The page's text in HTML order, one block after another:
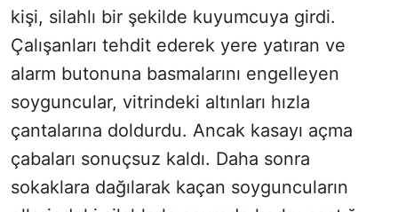
kişi, silahlı bir şekilde kuyumcuya girdi.
Çalışanları tehdit ederek yere yatıran ve
alarm butonuna basmalarını engelleyen
soyguncular, vitrindeki altınları hızla
çantalarına doldurdu. Ancak kasayı açma
çabaları sonuçsuz kaldı. Daha sonra
sokaklara dağılarak kaçan soyguncuların